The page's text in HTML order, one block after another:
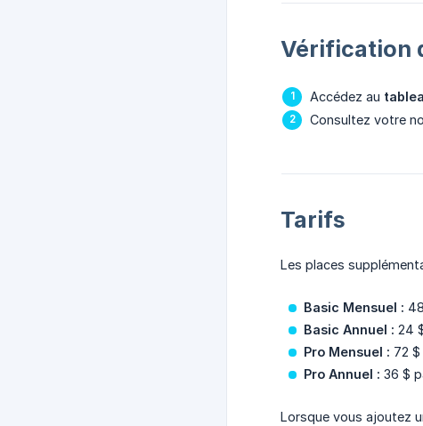
Vérification
Accédez au
Consultez votre
Tarifs
Les places
Basic Mensuel :
Basic Annuel : 24
Pro Mensuel : 72
Pro Annuel : 36 $
Lorsque vous ajoutez